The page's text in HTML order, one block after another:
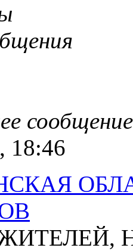
сообщение
18:46